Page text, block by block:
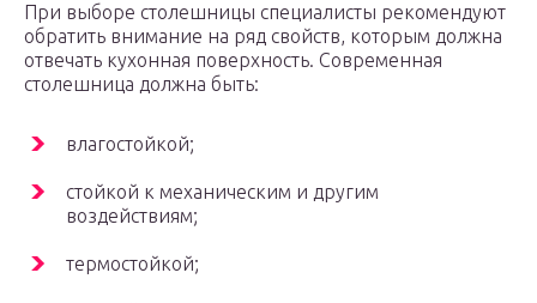
При выборе столешницы специалисты рекомендуют
обратить внимание на ряд свойств, которым должна
отвечать кухонная поверхность. Современная
столешница должна быть:
влагостойкой;
стойкой к механическим и другим
воздействиям;
термостойкой;